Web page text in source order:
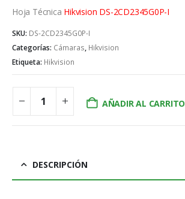
Hoja Técnica Hikvision DS-2CD2345G0P-I
SKU: DS-2CD2345G0P-I
Categorías: Cámaras, Hikvision
Etiqueta: Hikvision
AÑADIR AL CARRITO
DESCRIPCIÓN